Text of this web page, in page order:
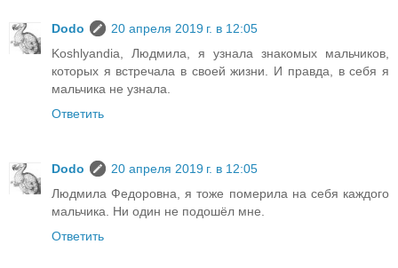
Dodo
20 апреля 2019 г. в 12:05
Koshlyandia, Людмила, я узнала знакомых мальчиков,
которых я встречала в своей жизни. И правда, в себя я
мальчика не узнала.
Ответить
Dodo
20 апреля 2019 г. в 12:05
Людмила Федоровна, я тоже померила на себя каждого
мальчика. Ни один не подошёл мне.
Ответить